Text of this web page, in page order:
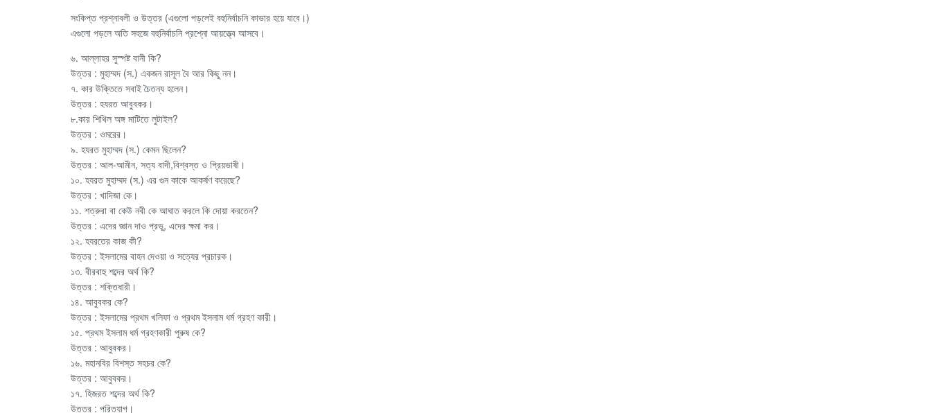
সংকিপ্ত প্রশ্নাবলী ও উত্তর (এগুলো পড়লেই বহুনির্বাচনি কাভার হয়ে যাবে।)
এগুলো পড়লে অতি সহজে বহুনির্বাচনি প্রশ্নো আয়ত্ত্বে আসবে।
৬. আল্লাহর সুস্পষ্ট বানী কি?
উত্তর : মুহাম্মদ (স.) একজন রাসূল বৈ আর কিছু নন।
৭. কার উক্তিতে সবাই চৈতন্য হলেন।
উত্তর : হযরত আবুবকর।
৮.কার শিথিল অঙ্গ মাটিতে লুটাইল?
উত্তর : ওমরের।
৯. হযরত মুহাম্মদ (স.) কেমন ছিলেন?
উত্তর : আল-আমীন, সত্য বাদী,বিশ্বস্ত ও প্রিয়ভাষী।
১০. হযরত মুহাম্মদ (স.) এর গুন কাকে আকর্ষণ করেছে?
উত্তর : খাদিজা কে।
১১. শত্রুরা বা কেউ নবী কে আঘাত করলে কি দোয়া করতেন?
উত্তর : এদের জ্ঞান দাও প্রভু, এদের ক্ষমা কর।
১২. হযরতের কাজ কী?
উত্তর : ইসলামের বাহন দেওয়া ও সত্যের প্রচারক।
১৩. বীরবাহু শব্দের অর্থ কি?
উত্তর : শক্তিধারী।
১৪. আবুবকর কে?
উত্তর : ইসলামের প্রথম খলিফা ও প্রথম ইসলাম ধর্ম গ্রহণ কারী।
১৫. প্রথম ইসলাম ধর্ম গ্রহণকারী পুরুষ কে?
উত্তর : আবুবকর।
১৬. মহানবির বিশস্ত সহচর কে?
উত্তর : আবুবকর।
১৭. হিজরত শব্দের অর্থ কি?
উত্তর : পরিত্যাগ।